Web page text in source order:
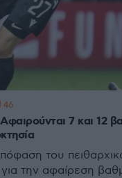
7 και 12
του
την αφαίρεση
46